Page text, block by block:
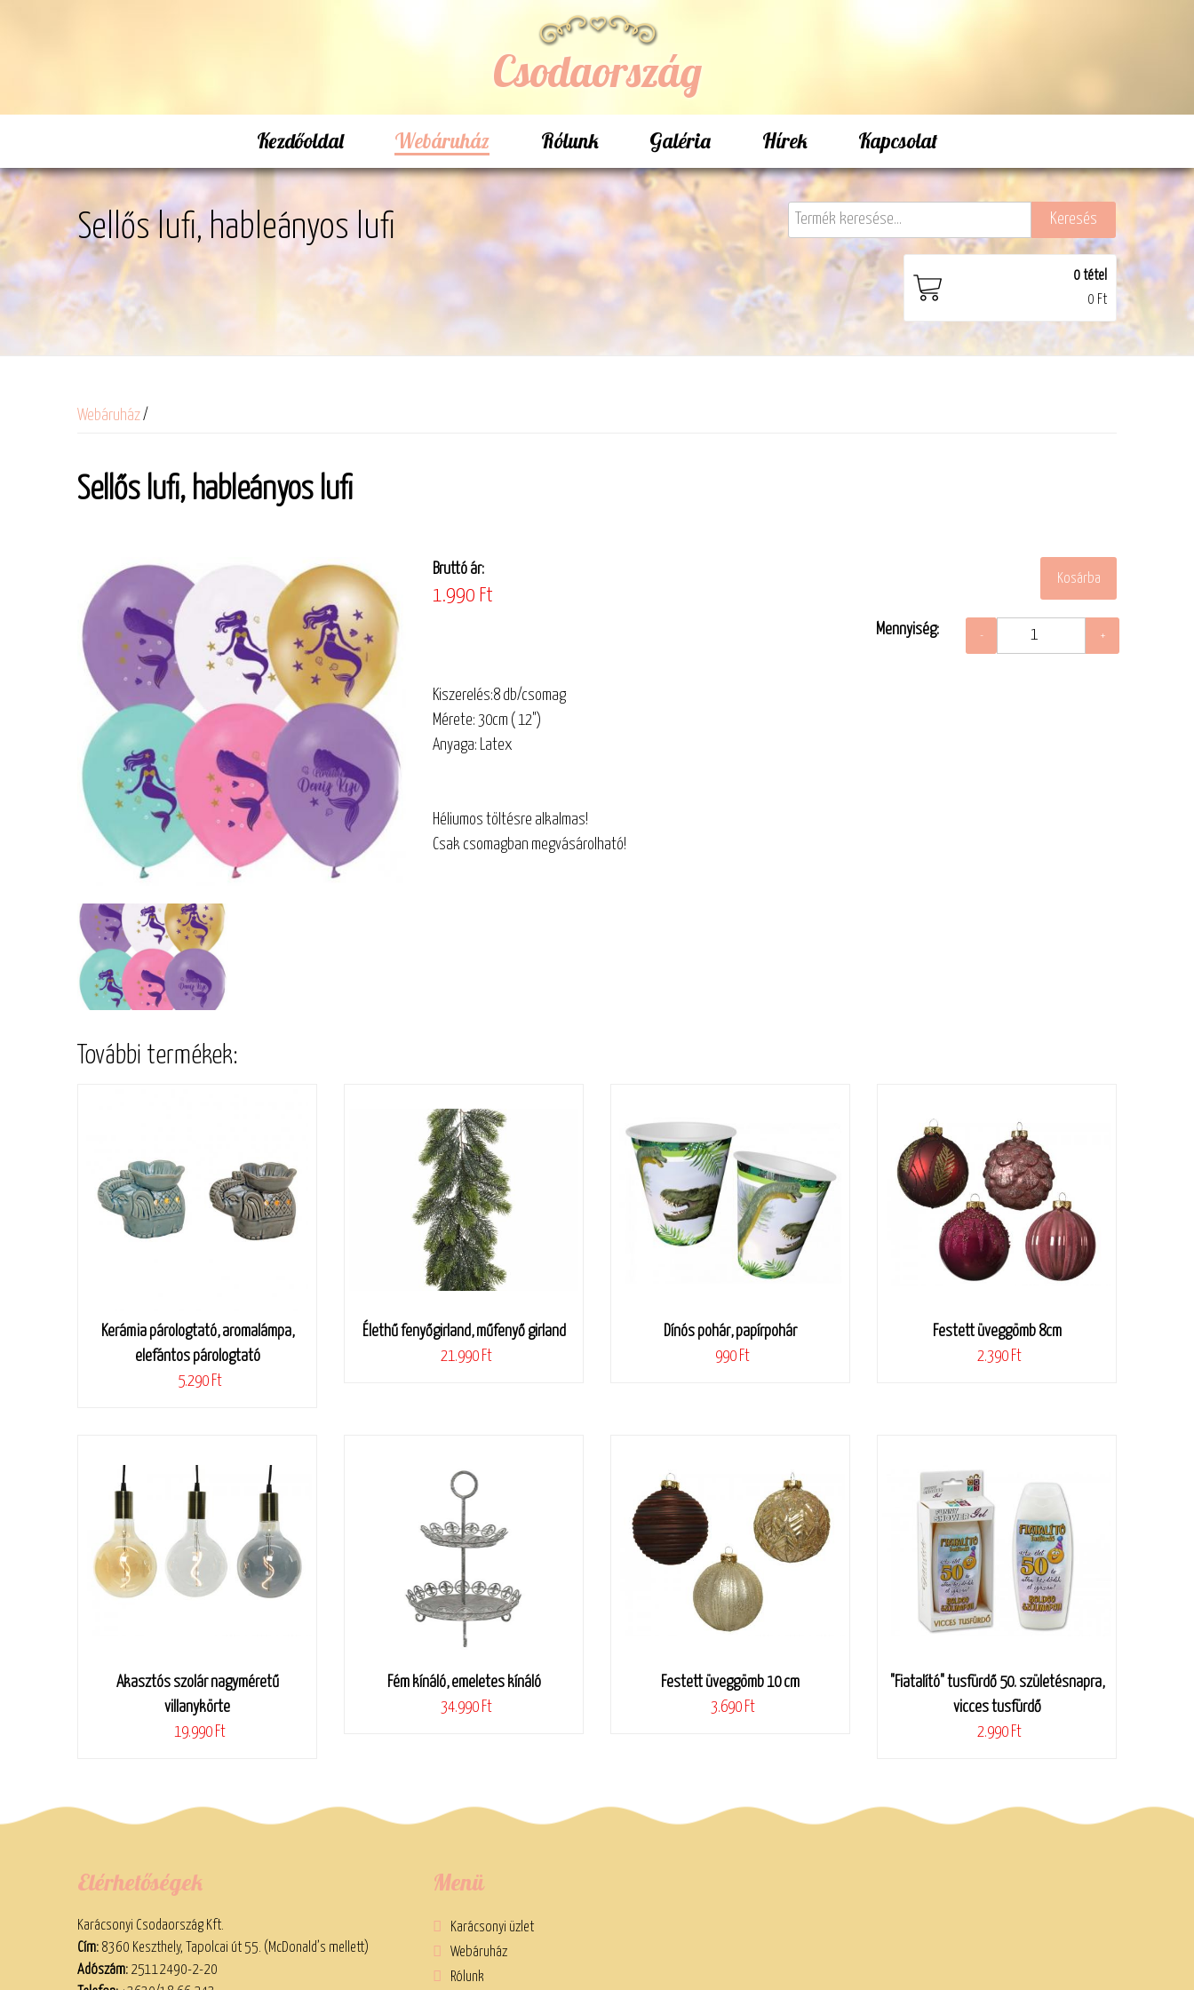
Csodaország
Kezdőoldal Webáruház Rólunk Galéria Hírek Kapcsolat
Sellős lufi, hableányos lufi
0tétel
0 Ft
Webáruház/
Sellős lufi, hableányos lufi
Bruttó ár:
1.990 Ft
Mennyiség:
Kiszerelés:8 db/csomag
Mérete: 30cm ( 12")
Anyaga: Latex
Héliumos töltésre alkalmas!
Csak csomagban megvásárolható!
További termékek:
Kerámia párologtató, aromalámpa,
elefántos párologtató
5.290 Ft
Élethű fenyőgirland, műfenyő girland
21.990 Ft
Dínós pohár, papírpohár
990 Ft
Festett üveggömb 8cm
2.390 Ft
Akasztós szolár nagyméretű
villanykörte
19.990 Ft
Fém kínáló, emeletes kínáló
34.990 Ft
Festett üveggömb 10 cm
3.690 Ft
"Fiatalító" tusfürdő 50. születésnapra,
vicces tusfürdő
2.990 Ft
Elérhetőségek
Karácsonyi Csodaország Kft.
Cím: 8360 Keszthely, Tapolcai út 55. (McDonald’s mellett)
Adószám: 25112490-2-20
Menü
Karácsonyi üzlet
Webáruház
Rólunk